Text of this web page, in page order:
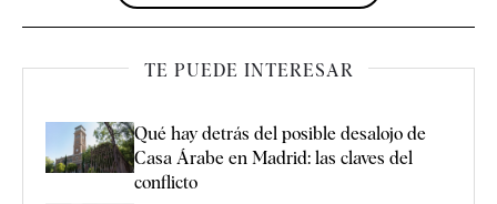
TE PUEDE INTERESAR
Qué hay detrás del posible desalojo de
Casa Árabe en Madrid: las claves del
conflicto